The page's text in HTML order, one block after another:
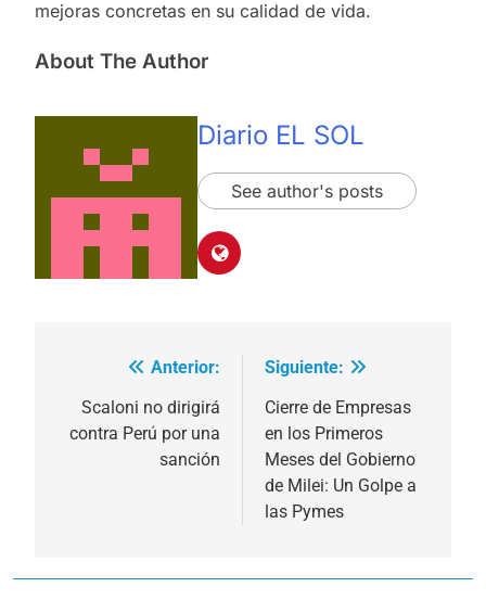
mejoras concretas en su calidad de vida.
About The Author
Diario EL SOL
See author's posts
Navegación
de
Anterior:
Scaloni no dirigirá
contra Perú por una
sanción
Siguiente:
Cierre de Empresas
en los Primeros
Meses del Gobierno
de Milei: Un Golpe a
las Pymes